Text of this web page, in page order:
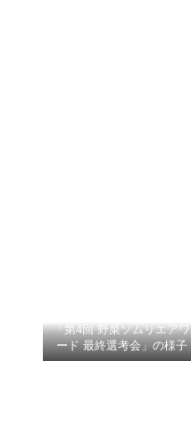
「第4回 野菜ソムリエアワ
ード 最終選考会」の様子